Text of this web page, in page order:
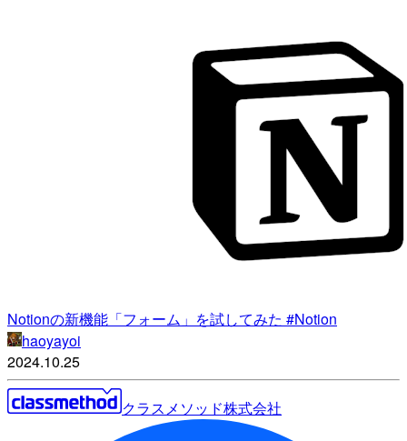
Notionの新機能「フォーム」を試してみた #Notion
haoyayoi
2024.10.25
クラスメソッド株式会社